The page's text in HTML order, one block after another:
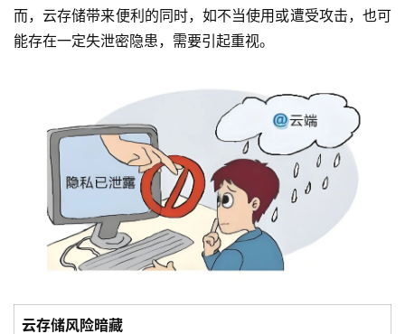
而，云存储带来便利的同时，如不当使用或遭受攻击，也可
能存在一定失泄密隐患，需要引起重视。
云存储风险暗藏